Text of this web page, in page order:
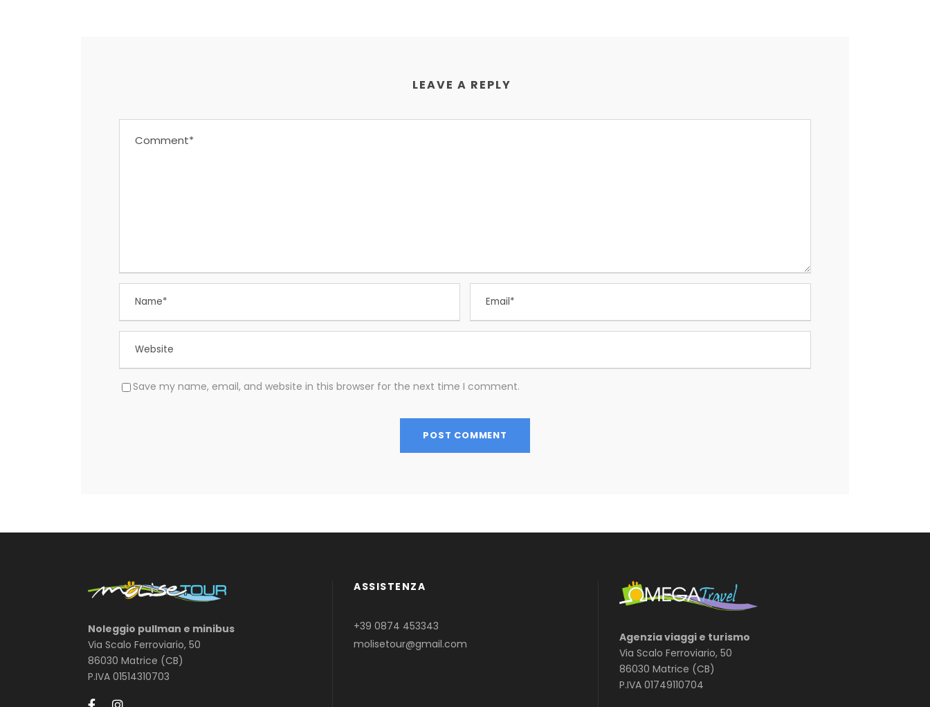
LEAVE A REPLY
Save my name, email, and website in this browser for the next time I comment.
Noleggio pullman e minibus
Via Scalo Ferroviario, 50
86030 Matrice (CB)
P.IVA 01514310703
ASSISTENZA
+39 0874 453343
molisetour@gmail.com
Agenzia viaggi e turismo
Via Scalo Ferroviario, 50
86030 Matrice (CB)
P.IVA 01749110704